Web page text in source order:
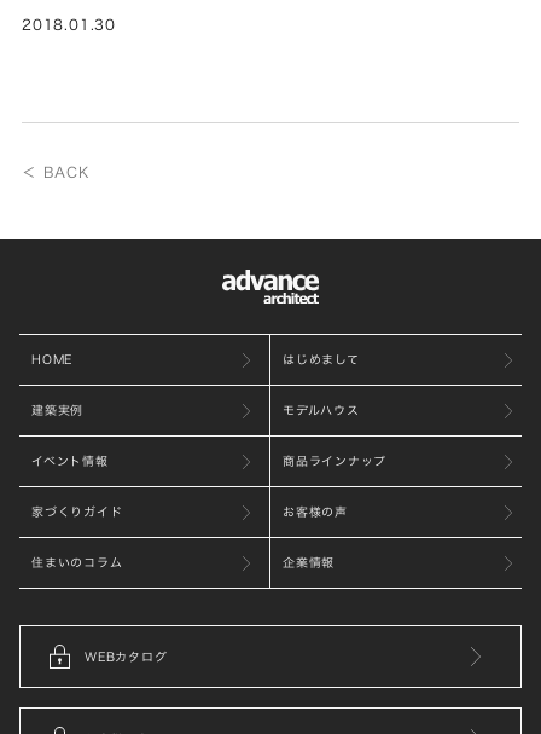
2018.01.30
＜ BACK
HOME はじめまして
建築実例 モデルハウス
イベント情報 商品ラインナップ
家づくりガイド お客様の声
住まいのコラム 企業情報
WEBカタログ